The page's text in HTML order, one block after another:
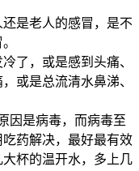
是老人的感冒，是不
了，或是感到头痛、
或是总流清水鼻涕、
因是病毒，而病毒至
药解决，最好最有效
杯的温开水，多上几